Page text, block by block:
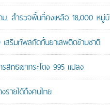
สำรวจพื้นที่คงเหลือ 18,000 หมู่
ริมทัพสกัดกั้นยาเสพติดข้ามชาติ
ทธิเขากระโดง 995 แปลง
ายได้ถึงคนไทย